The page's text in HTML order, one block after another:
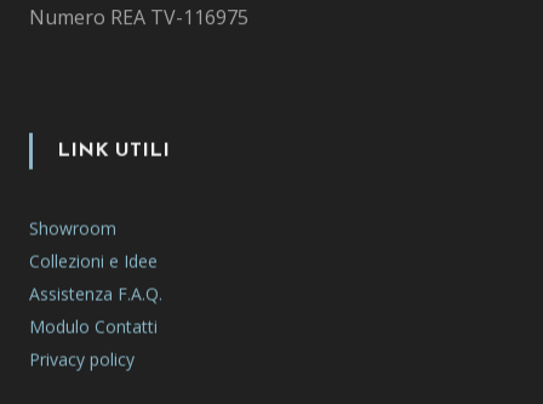
Numero REA TV-116975
LINK UTILI
Showroom
Collezioni e Idee
Assistenza F.A.Q.
Modulo Contatti
Privacy policy